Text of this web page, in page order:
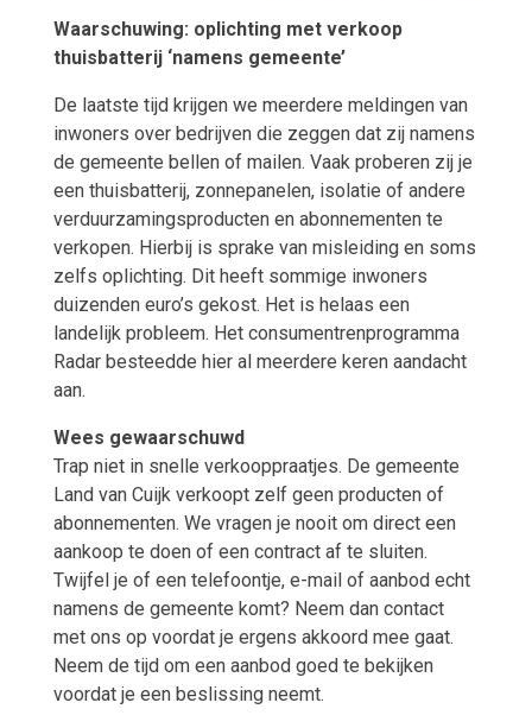
Waarschuwing: oplichting met verkoop
thuisbatterij ‘namens gemeente’
De laatste tijd krijgen we meerdere meldingen van
inwoners over bedrijven die zeggen dat zij namens
de gemeente bellen of mailen. Vaak proberen zij je
een thuisbatterij, zonnepanelen, isolatie of andere
verduurzamingsproducten en abonnementen te
verkopen. Hierbij is sprake van misleiding en soms
zelfs oplichting. Dit heeft sommige inwoners
duizenden euro’s gekost. Het is helaas een
landelijk probleem. Het consumentrenprogramma
Radar besteedde hier al meerdere keren aandacht
aan.
Wees gewaarschuwd
Trap niet in snelle verkooppraatjes. De gemeente
Land van Cuijk verkoopt zelf geen producten of
abonnementen. We vragen je nooit om direct een
aankoop te doen of een contract af te sluiten.
Twijfel je of een telefoontje, e-mail of aanbod echt
namens de gemeente komt? Neem dan contact
met ons op voordat je ergens akkoord mee gaat.
Neem de tijd om een aanbod goed te bekijken
voordat je een beslissing neemt.